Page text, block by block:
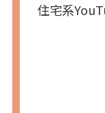
住宅系